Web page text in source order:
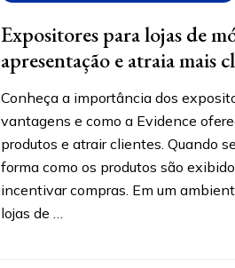
Expositores para lojas de
apresentação e atraia mais
Conheça a importância dos
vantagens e como a Evidence
produtos e atrair clientes. Quando
forma como os produtos são
incentivar compras. Em um
lojas de …